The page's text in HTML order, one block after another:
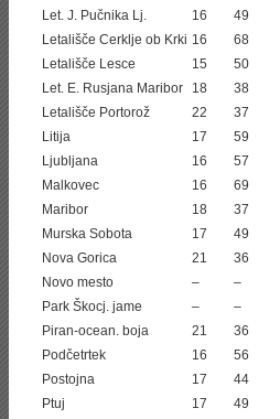
Let. J. Pučnika Lj.
16 49
Letališče Cerklje ob Krki 16 68
Letališče Lesce
15 50
Let. E. Rusjana Maribor
18 38
Letališče Portorož
22 37
Litija
17
59
Ljubljana
16 57
Malkovec
16 69
Maribor
18 37
Murska Sobota
17 49
Nova Gorica
21 36
Novo mesto
– –
Park Škocj. jame
– –
Piran-ocean. boja
21 36
Podčetrtek
16 56
Postojna
17 44
Ptuj
17 49